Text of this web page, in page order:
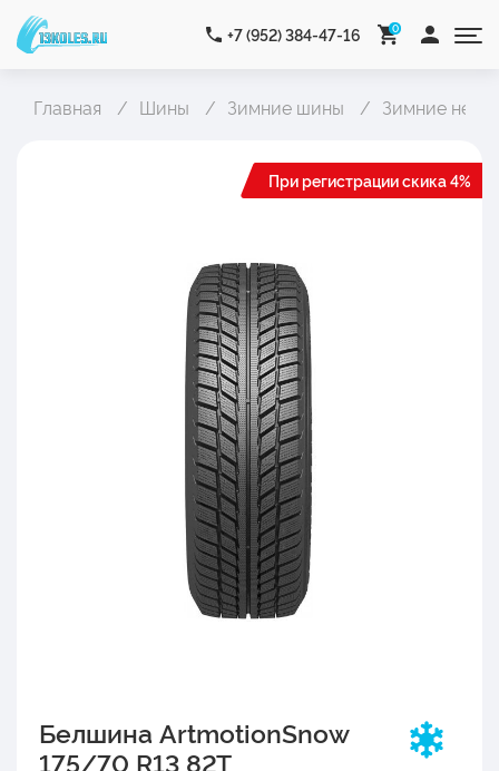
+7 (952) 384-47-16 0
Главная Шины Зимние шины Зимние
Белшина ArtmotionSnow
175/70 R13 82T
При регистрации скика 4%